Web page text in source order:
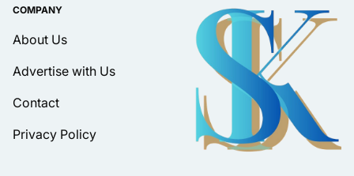
COMPANY
About Us
Advertise with Us
Contact
Privacy Policy